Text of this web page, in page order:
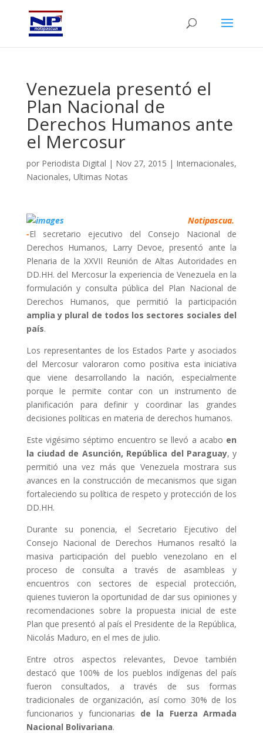
Venezuela presentó el
Plan Nacional de
Derechos Humanos ante
el Mercosur
por Periodista Digital | Nov 27, 2015 | Internacionales,
Nacionales, Ultimas Notas
Notipascua.
-El secretario ejecutivo del Consejo Nacional de
Derechos Humanos, Larry Devoe, presentó ante la
Plenaria de la XXVII Reunión de Altas Autoridades en
DD.HH. del Mercosur la experiencia de Venezuela en la
formulación y consulta pública del Plan Nacional de
Derechos Humanos, que permitió la participación
amplia y plural de todos los sectores sociales del
país.
Los representantes de los Estados Parte y asociados
del Mercosur valoraron como positiva esta iniciativa
que viene desarrollando la nación, especialmente
porque le permite contar con un instrumento de
planificación para definir y coordinar las grandes
decisiones políticas en materia de derechos humanos.
Este vigésimo séptimo encuentro se llevó a acabo en
la ciudad de Asunción, República del Paraguay, y
permitió una vez más que Venezuela mostrara sus
avances en la construcción de mecanismos que sigan
fortaleciendo su política de respeto y protección de los
DD.HH.
Durante su ponencia, el Secretario Ejecutivo del
Consejo Nacional de Derechos Humanos resaltó la
masiva participación del pueblo venezolano en el
proceso de consulta a través de asambleas y
encuentros con sectores de especial protección,
quienes tuvieron la oportunidad de dar sus opiniones y
recomendaciones sobre la propuesta inicial de este
Plan que presentó al país el Presidente de la República,
Nicolás Maduro, en el mes de julio.
Entre otros aspectos relevantes, Devoe también
destacó que 100% de los pueblos indígenas del país
fueron consultados, a través de sus formas
tradicionales de organización, así como 30% de los
funcionarios y funcionarias de la Fuerza Armada
Nacional Bolivariana.